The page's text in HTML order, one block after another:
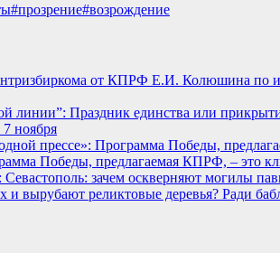
#прозрение#возрождение
ноября
Победы, предлагаемая КПРФ, – это
вырубают реликтовые деревья? Ради